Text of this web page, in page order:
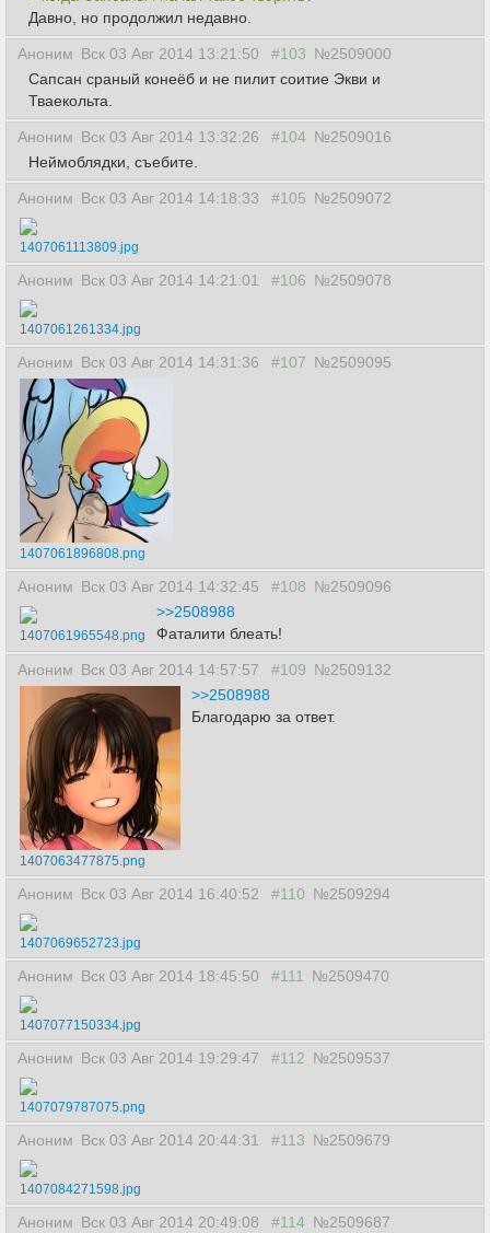
Давно, но продолжил недавно.
Аноним Вск 03 Авг 2014 13:21:50 #103 №2509000
Сапсан сраный конеёб и не пилит соитие Экви и
Тваекольта.
Аноним Вск 03 Авг 2014 13:32:26 #104 №2509016
Неймоблядки, съебите.
Аноним Вск 03 Авг 2014 14:18:33 #105 №2509072
1407061113809.jpg
Аноним Вск 03 Авг 2014 14:21:01 #106 №2509078
1407061261334.jpg
Аноним Вск 03 Авг 2014 14:31:36 #107 №2509095
1407061896808.png
Аноним Вск 03 Авг 2014 14:32:45 #108 №2509096
1407061965548.png
>>2508988
Фаталити блеать!
Аноним Вск 03 Авг 2014 14:57:57 #109 №2509132
1407063477875.png
>>2508988
Благодарю за ответ.
Аноним Вск 03 Авг 2014 16:40:52 #110 №2509294
1407069652723.jpg
Аноним Вск 03 Авг 2014 18:45:50 #111 №2509470
1407077150334.jpg
Аноним Вск 03 Авг 2014 19:29:47 #112 №2509537
1407079787075.png
Аноним Вск 03 Авг 2014 20:44:31 #113 №2509679
1407084271598.jpg
Аноним Вск 03 Авг 2014 20:49:08 #114 №2509687